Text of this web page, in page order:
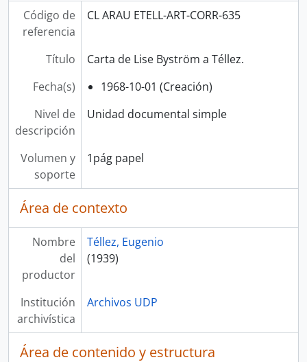
Código de
referencia
CL ARAU ETELL-ART-CORR-635
Título
Carta de Lise Byström a Téllez.
Fecha(s)
1968-10-01 (Creación)
Nivel de
descripción
Unidad documental simple
Volumen y
soporte
1pág papel
Área de contexto
Nombre
del
productor
Téllez, Eugenio
(1939)
Institución
archivística
Archivos UDP
Área de contenido y estructura